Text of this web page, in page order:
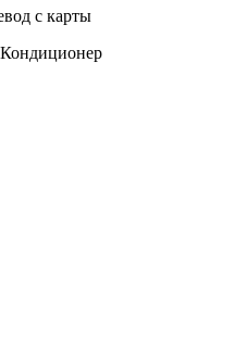
с карты